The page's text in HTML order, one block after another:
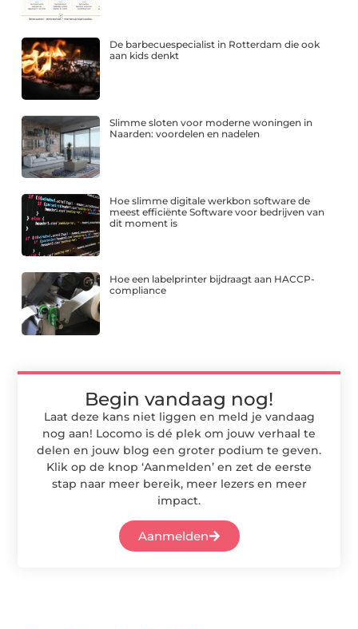
De barbecuespecialist in Rotterdam die ook
aan kids denkt
Slimme sloten voor moderne woningen in
Naarden: voordelen en nadelen
Hoe slimme digitale werkbon software de
meest efficiënte Software voor bedrijven van
dit moment is
Hoe een labelprinter bijdraagt aan HACCP-
compliance
Begin vandaag nog!
Laat deze kans niet liggen en meld je vandaag
nog aan! Locomo is dé plek om jouw verhaal te
delen en jouw blog een groter podium te geven.
Klik op de knop ‘Aanmelden’ en zet de eerste
stap naar meer bereik, meer lezers en meer
impact.
Aanmelden